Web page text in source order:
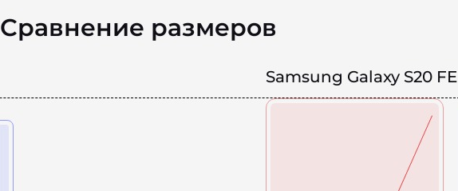
Сравнение размеров
Samsung Galaxy S20 FE